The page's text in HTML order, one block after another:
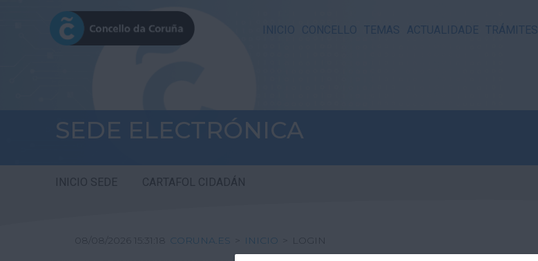
INICIO CONCELLO TEMAS ACTUALIDADE TRÁMITES
SEDE ELECTRÓNICA
INICIO SEDE CARTAFOL CIDADÁN
08/08/2026 15:31:18 CORUNA.ES > INICIO > LOGIN